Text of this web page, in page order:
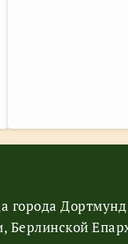
города Дортмунд
Берлинской